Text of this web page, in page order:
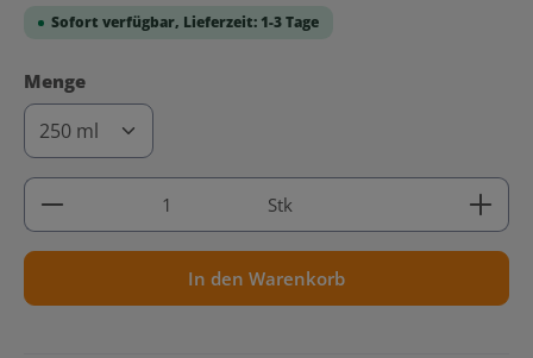
Sofort verfügbar, Lieferzeit: 1-3 Tage
Mengeauswählen
Produkt Anzahl: Gib den gewünschten Wert ein
Stk
In den Warenkorb